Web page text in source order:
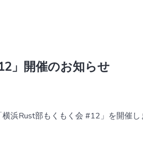
」開催のお知らせ
Rust部もくもく会 #12」を開催し